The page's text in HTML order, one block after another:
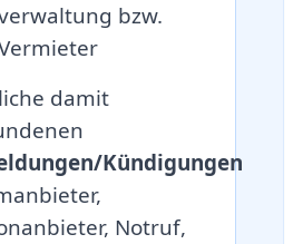
bzw.
damit
Kündigungen
Notruf,